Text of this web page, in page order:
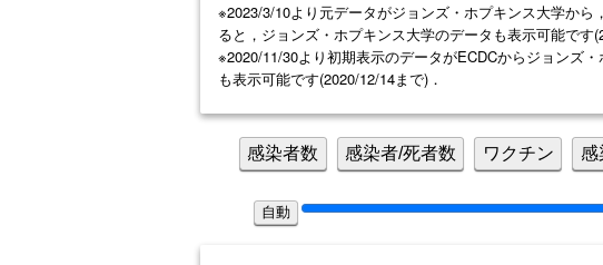
※2023/3/10より元データがジョンズ・ホプキンス大学か
ると，ジョンズ・ホプキンス大学のデータも表示可能です
※2020/11/30より初期表示のデータがECDCからジョンズ
も表示可能です(2020/12/14まで)．
感染者数 感染者/死者数 ワクチン 感
自動